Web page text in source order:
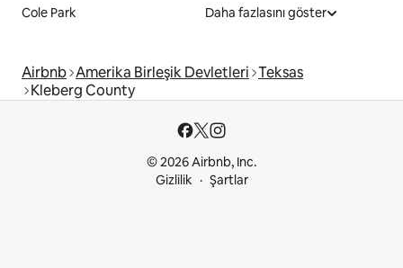
Cole Park Daha fazlasını göster
Airbnb Amerika Birleşik Devletleri Teksas
Kleberg County
© 2026 Airbnb, Inc.
Gizlilik
Şartlar